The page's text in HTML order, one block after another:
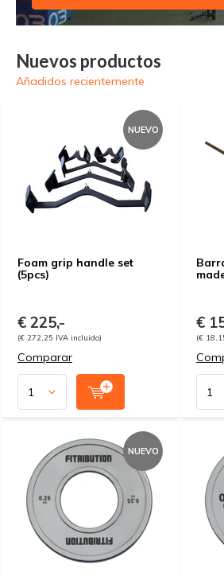
Nuevos productos
Añadidos recientemente
Foam grip handle set
(5pcs)
NUEVO
€ 225,-
(€ 272,25 IVA incluido)
Comparar
€
(€
NUEVO